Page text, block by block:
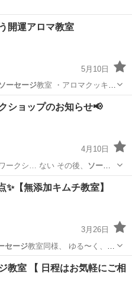
開運アロマ教室
5月10日
ーセージ教室 ・アロマクッキン
ー ソーセージ
ショップのお知らせ📢
4月10日
の作り方ワークシ… ない その後、 ソーセ
ージには 危険な添加…
ソーセージ
✨【無添加キムチ教室】
3月26日
セージ教室同様、 ゆる〜く、わ
キムチ
教室 【 日程はお気軽にご相